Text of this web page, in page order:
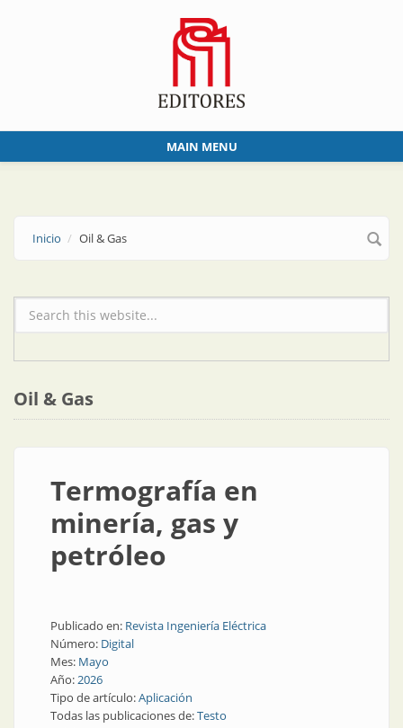
MAIN MENU
Inicio Oil & Gas
Formulario de búsqueda
Oil & Gas
Termografía en
minería, gas y
petróleo
Publicado en: Revista Ingeniería Eléctrica
Número: Digital
Mes: Mayo
Año:2026
Tipo de artículo:Aplicación
Todas las publicaciones de:Testo